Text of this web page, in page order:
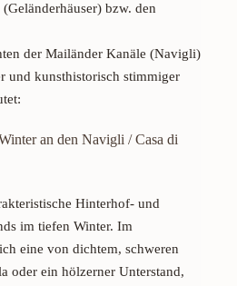
(Geländerhäuser) bzw. den
der Mailänder Kanäle (Navigli)
und kunsthistorisch stimmiger
an den Navigli / Casa di
Hinterhof- und
im tiefen Winter. Im
eine von dichtem, schweren
oder ein hölzerner Unterstand,